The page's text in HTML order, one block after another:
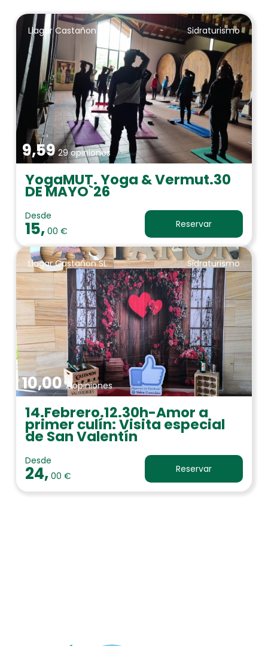
Llagar Castañon SL Sidraturismo
9,5929 opiniones
YogaMUT. Yoga & Vermut.30
DE MAYO`26
Desde
15, 00 €
Reservar
Llagar Castañon SL Sidraturismo
10,007 opiniones
14.Febrero.12.30h-Amor a
primer culín: Visita especial
de San Valentín
Desde
24, 00 €
Reservar